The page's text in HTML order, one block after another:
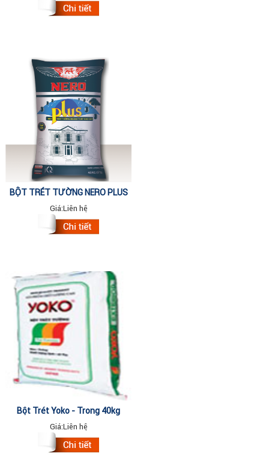
BỘT TRÉT TƯỜNG NERO PLUS
EXT (NEW) BAO 40 KG
Giá:Liên hệ
Bột Trét Yoko - Trong 40kg
Giá:Liên hệ